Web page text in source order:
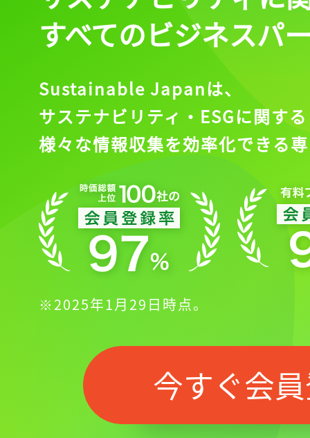
すべてのビジネスパ
Sustainable Japanは、
サステナビリティ・ESGに関する
様々な情報収集を効率化できる
※2025年1月29日時点。
今すぐ会